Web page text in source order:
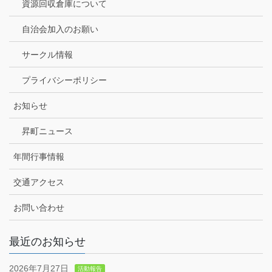
資源回収倉庫について
自治会加入のお願い
サークル情報
プライバシーポリシー
お知らせ
昇町ニュース
年間行事情報
交通アクセス
お問い合わせ
最近のお知らせ
2026年7月27日 活動報告